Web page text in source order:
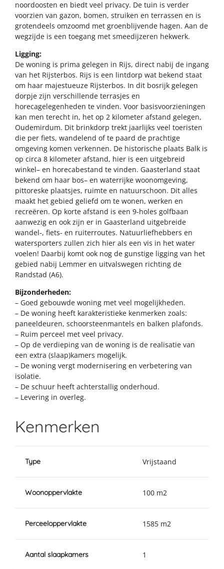
noordoosten en biedt veel privacy. De tuin is verder
voorzien van gazon, bomen, struiken en terrassen en is
grotendeels omzoomd met groenblijvende hagen. Aan de
wegzijde is een toegang met smeedijzeren hekwerk.
Ligging:
De woning is prima gelegen in Rijs, direct nabij de ingang
van het Rijsterbos. Rijs is een lintdorp wat bekend staat
om haar majestueuze Rijsterbos. In dit bosrijk gelegen
dorpje zijn verschillende terrasjes en
horecagelegenheden te vinden. Voor basisvoorzieningen
kan men terecht in, het op 2 kilometer afstand gelegen,
Oudemirdum. Dit brinkdorp trekt jaarlijks veel toeristen
die per fiets, wandelend of te paard de prachtige
omgeving komen verkennen. De historische plaats Balk is
op circa 8 kilometer afstand, hier is een uitgebreid
winkel– en horecabestand te vinden. Gaasterland staat
bekend om haar bos– en waterrijke woonomgeving,
pittoreske plaatsjes, ruimte en natuurschoon. Dit alles
maakt het gebied geliefd om te wonen, werken en
recreëren. Op korte afstand is een 9-holes golfbaan
aanwezig en ook zijn er in Gaasterland uitgebreide
wandel-, fiets- en ruiterroutes. Natuurliefhebbers en
watersporters zullen zich hier als een vis in het water
voelen! Daarbij komt ook nog de gunstige ligging van het
gebied nabij Lemmer en uitvalswegen richting de
Randstad (A6).
Bijzonderheden:
– Goed gebouwde woning met veel mogelijkheden.
– De woning heeft karakteristieke kenmerken zoals:
paneeldeuren, schoorsteenmantels en balken plafonds.
– Ruim perceel met veel privacy.
– Op de verdieping van de woning is de realisatie van
een extra (slaap)kamers mogelijk.
– De woning vergt modernisering en verbetering van
isolatie.
– De schuur heeft achterstallig onderhoud.
– Levering in overleg.
Kenmerken
Type Vrijstaand
Woonoppervlakte 100 m2
Perceeloppervlakte 1585 m2
Aantal slaapkamers 1